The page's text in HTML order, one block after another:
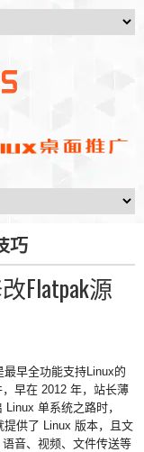
巧
Flatpak源
最早全功能支持Linux的
早在 2012 年，站长薄
Linux 单系统之路时，
提供了 Linux 版本，且文
语音、视频、文件传送等